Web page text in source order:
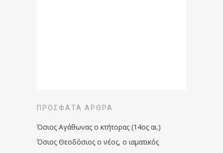
ΠΡΌΣΦΑΤΑ ΆΡΘΡΑ
Όσιος Αγάθωνας ο κτήτορας (14ος αι.)
Όσιος Θεοδόσιος ο νέος, ο ιαματικός